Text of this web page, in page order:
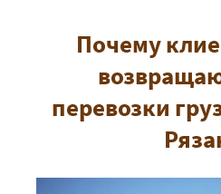
Почему
перевозки